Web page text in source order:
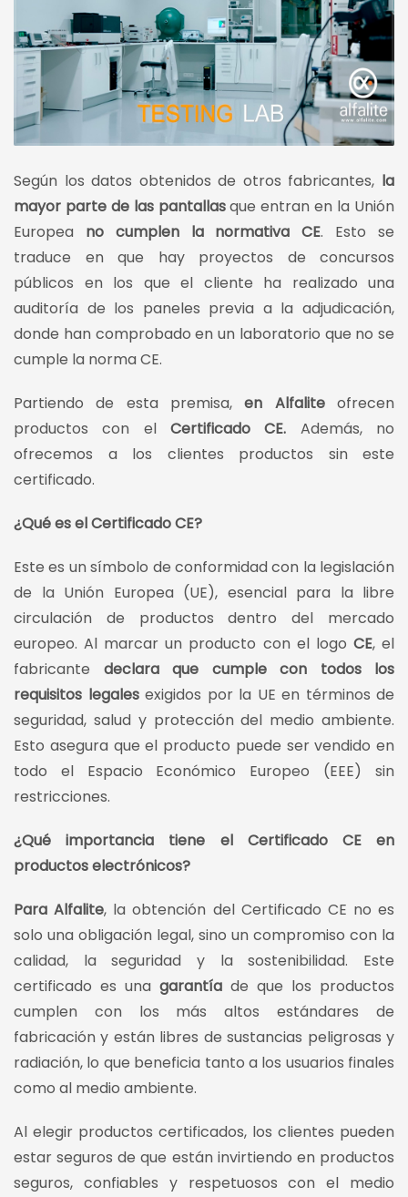
Según los datos obtenidos de otros fabricantes, la
mayor parte de las pantallasque entran en la Unión
Europea no cumplen la normativa CE. Esto se
traduce en que hay proyectos de concursos
públicos en los que el cliente ha realizado una
auditoría de los paneles previa a la adjudicación,
donde han comprobado en un laboratorio que no se
cumple la norma CE.
Partiendo de esta premisa,en Alfaliteofrecen
productos con el Certificado CE. Además, no
ofrecemos a los clientes productos sin este
certificado.
¿Qué es el Certificado CE?
Este es un símbolo de conformidad con la legislación
de la Unión Europea (UE), esencial para la libre
circulación de productos dentro del mercado
europeo. Al marcar un producto con el logo CE, el
fabricante declara que cumple con todos los
requisitos legalesexigidos por la UE en términos de
seguridad, salud y protección del medio ambiente.
Esto asegura que el producto puede ser vendido en
todo el Espacio Económico Europeo (EEE) sin
restricciones.
¿Qué importancia tiene el Certificado CE en
productos electrónicos?
Para Alfalite, la obtención del Certificado CE no es
solo una obligación legal, sino un compromiso con la
calidad, la seguridad y la sostenibilidad. Este
certificado es una garantía de que los productos
cumplen con los más altos estándares de
fabricación y están libres de sustancias peligrosas y
radiación, lo que beneficia tanto a los usuarios finales
como al medio ambiente.
Al elegir productos certificados, los clientes pueden
estar seguros de que están invirtiendo en productos
seguros, confiables y respetuosos con el medio